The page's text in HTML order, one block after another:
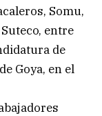
Somu,
entre
de
Goya, en el